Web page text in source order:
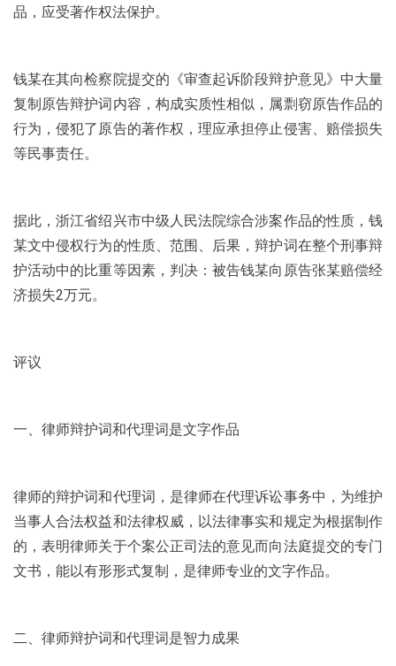
品，应受著作权法保护。
钱某在其向检察院提交的《审查起诉阶段辩护意见》中大量
复制原告辩护词内容，构成实质性相似，属剽窃原告作品的
行为，侵犯了原告的著作权，理应承担停止侵害、赔偿损失
等民事责任。
据此，浙江省绍兴市中级人民法院综合涉案作品的性质，钱
某文中侵权行为的性质、范围、后果，辩护词在整个刑事辩
护活动中的比重等因素，判决：被告钱某向原告张某赔偿经
济损失2万元。
评议
一、律师辩护词和代理词是文字作品
律师的辩护词和代理词，是律师在代理诉讼事务中，为维护
当事人合法权益和法律权威，以法律事实和规定为根据制作
的，表明律师关于个案公正司法的意见而向法庭提交的专门
文书，能以有形形式复制，是律师专业的文字作品。
二、律师辩护词和代理词是智力成果